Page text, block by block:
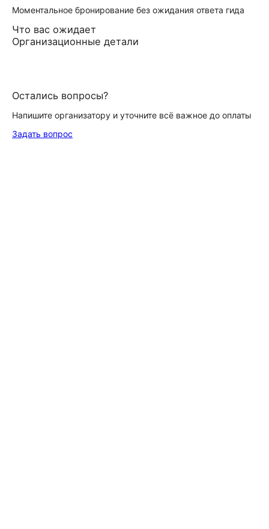
Моментальное бронирование без ожидания ответа гида
Что вас ожидает
Организационные детали
Остались вопросы?
Напишите организатору и уточните всё важное до оплаты
Задать вопрос